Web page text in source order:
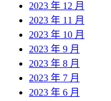
2023 年 12 月
2023 年 11 月
2023 年 10 月
2023 年 9 月
2023 年 8 月
2023 年 7 月
2023 年 6 月